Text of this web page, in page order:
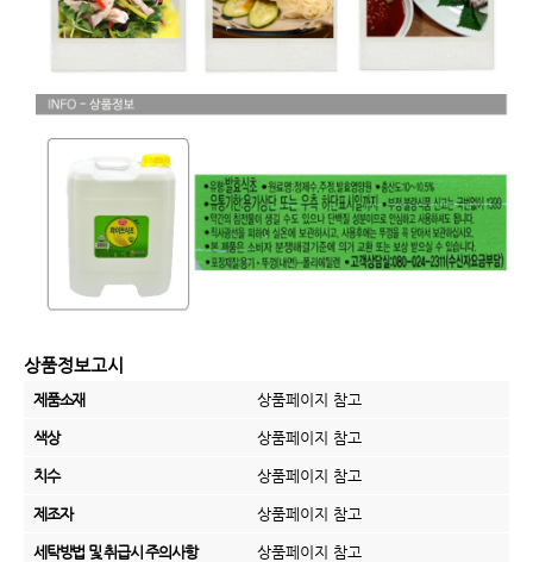
상품정보고시
제품소재 상품페이지 참고
색상 상품페이지 참고
치수 상품페이지 참고
제조자 상품페이지 참고
세탁방법 및 취급시 주의사항 상품페이지 참고